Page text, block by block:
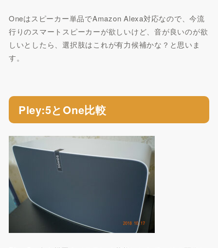
Oneはスピーカー単品でAmazon Alexa対応なので、今流
行りのスマートスピーカーが欲しいけど、音が良いのが欲
しいとしたら、選択肢はこれが有力候補かな？と思いま
す。
Pley:5とOne比較